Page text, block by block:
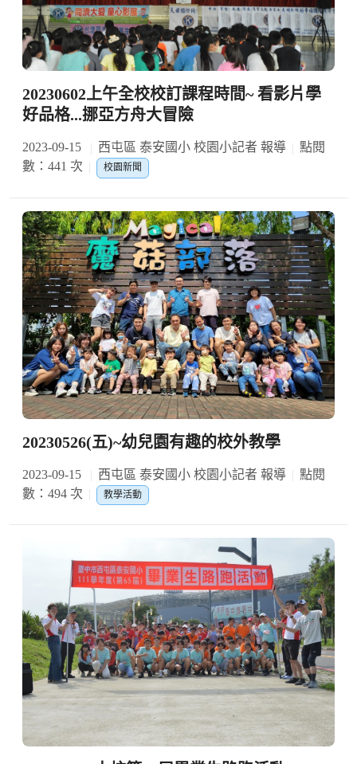
20230602上午全校校訂課程時間~ 看影片學
好品格...挪亞方舟大冒險
2023-09-15 西屯區 泰安國小 校園小記者 報導
點閱
數：441 次
校園新聞
20230526(五)~幼兒園有趣的校外教學
2023-09-15 西屯區 泰安國小 校園小記者 報導
點閱
數：494 次
教學活動